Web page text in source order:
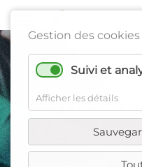
Gestion des cookies
Suivi et
Afficher les détails